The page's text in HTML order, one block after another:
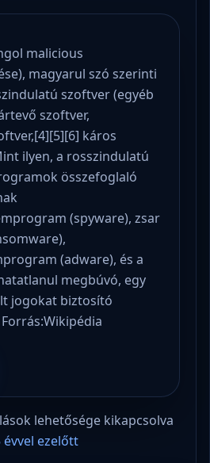
malicious
magyarul szó szerinti
szoftver (egyéb
szoftver,
káros
ilyen, a rosszindulatú
összefoglaló
(spyware), zsar
(adware), és a
megbúvó, egy
jogokat biztosító
lehetősége kikapcsolva
ezelőtt